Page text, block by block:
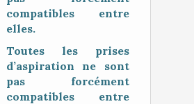
Toutes les prises
d’aspiration ne sont
pas forcément
compatibles entre